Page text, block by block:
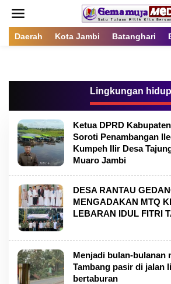
Daerah Kota Jambi Batanghari
Lingkungan hidup
Ketua DPRD
Soroti Penambangan
Kumpeh Ilir Desa
Muaro Jambi
DESA RANTAU
MENGADAKAN MTQ
LEBARAN IDUL FITRI
Menjadi bulan-bulanan
Tambang pasir di jalan
bertaburan